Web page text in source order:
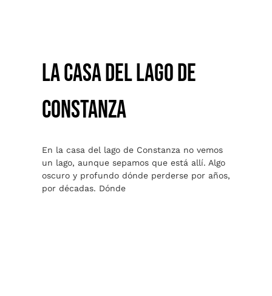
LA CASA DEL LAGO DE
CONSTANZA
En la casa del lago de Constanza no vemos
un lago, aunque sepamos que está allí. Algo
oscuro y profundo dónde perderse por años,
por décadas. Dónde